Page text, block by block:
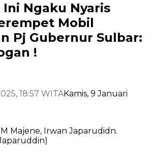
Ini Ngaku Nyaris
Mobil
Pj Gubernur Sulbar:
!
18:57 WITAKamis, 9 Januari
Majene, Irwan Japarudidn.